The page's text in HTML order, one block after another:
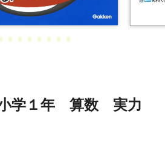
学１年 算数 実力